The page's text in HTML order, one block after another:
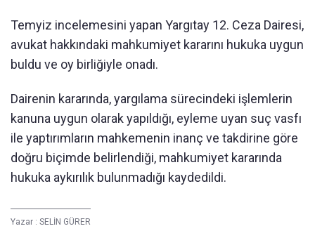
Temyiz incelemesini yapan Yargıtay 12. Ceza Dairesi,
avukat hakkındaki mahkumiyet kararını hukuka uygun
buldu ve oy birliğiyle onadı.
Dairenin kararında, yargılama sürecindeki işlemlerin
kanuna uygun olarak yapıldığı, eyleme uyan suç vasfı
ile yaptırımların mahkemenin inanç ve takdirine göre
doğru biçimde belirlendiği, mahkumiyet kararında
hukuka aykırılık bulunmadığı kaydedildi.
Yazar : SELİN GÜRER